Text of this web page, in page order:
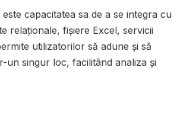
capacitatea sa de a se integra cu
relaționale, fișiere Excel, servicii
utilizatorilor să adune și să
un singur loc, facilitând analiza și